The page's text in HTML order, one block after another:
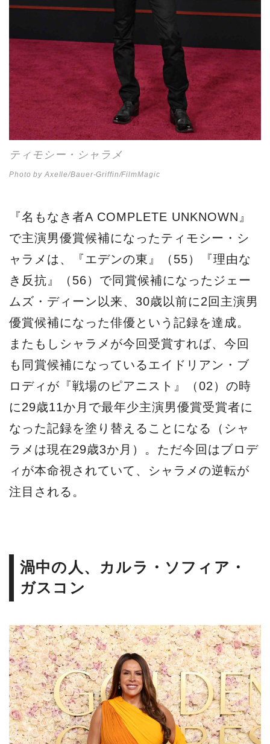
ティモシー・シャラメ
Photo by Axelle/Bauer-Griffin/FilmMagic
『名もなき者A COMPLETE UNKNOWN』
で主演男優賞候補になったティモシー・シ
ャラメは、『エデンの東』（55）『理由な
き反抗』（56）で同賞候補になったジェー
ムズ・ディーン以来、30歳以前に2回主演男
優賞候補になった俳優という記録を達成。
またもしシャラメが今回受賞すれば、今回
も同賞候補になっているエイドリアン・ブ
ロディが『戦場のピアニスト』（02）の時
に29歳11か月で最年少主演男優賞受賞者に
なった記録を塗り替えることになる（シャ
ラメは現在29歳3か月）。ただ今回はブロデ
ィが本命視されていて、シャラメの逆転が
注目される。
渦中の人、カルラ・ソフィア・
ガスコン